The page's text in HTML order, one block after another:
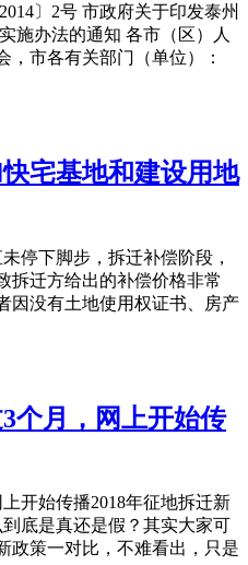
〕2号 市政府关于印发泰州
施办法的通知 各市（区）人
，市各有关部门（单位）：
宅基地和建设用地
停下脚步，拆迁补偿阶段，
拆迁方给出的补偿价格非常
因没有土地使用权证书、房产
个月，网上开始传
开始传播2018年征地拆迁新
底是真还是假？其实大家可
政策一对比，不难看出，只是